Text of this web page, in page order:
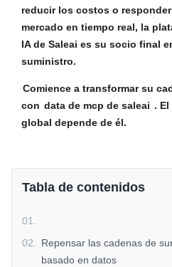
reducir los costos o
mercado en tiempo real, la
IA de Saleai es su socio final
suministro.
Comience a transformar su
con data de mcp de saleai .
global depende de él.
Tabla de contenidos
01
02
Repensar las cadenas de
basado en datos